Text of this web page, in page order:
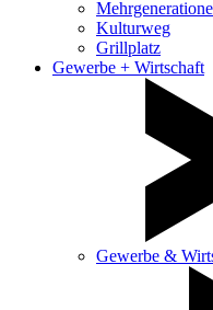
Kulturweg
Grillplatz
Gewerbe + Wirtschaft
Gewerbe &